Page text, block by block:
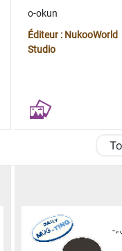
o-okun
Éditeur : NukooWorld
Studio